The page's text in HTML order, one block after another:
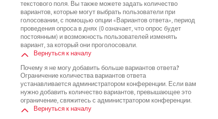
текстового поля. Вы также можете задать количество
вариантов, которые могут выбрать пользователи при
голосовании, с помощью опции «Вариантов ответа», период
проведения опроса в днях (0 означает, что опрос будет
постоянным) и возможность пользователей изменять
вариант, за который они проголосовали.
Вернуться к началу
Почему я не могу добавить больше вариантов ответа?
Ограничение количества вариантов ответа
устанавливается администратором конференции. Если вам
нужно добавить количество вариантов, превышающее это
ограничение, свяжитесь с администратором конференции.
Вернуться к началу